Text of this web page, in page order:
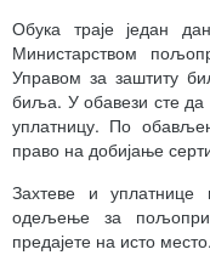
Обука траје један
Министарством
Управом за заштиту
биља. У обавези сте да
уплатницу. По
право на добијање
Захтеве и
одељење за
предајете на исто место.